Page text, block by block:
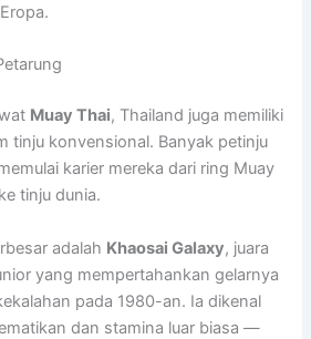
Muay Thai, Thailand juga memiliki
tinju konvensional. Banyak petinju
karier mereka dari ring Muay
tinju dunia.
adalah Khaosai Galaxy, juara
yang mempertahankan gelarnya
pada 1980-an. Ia dikenal
dan stamina luar biasa —